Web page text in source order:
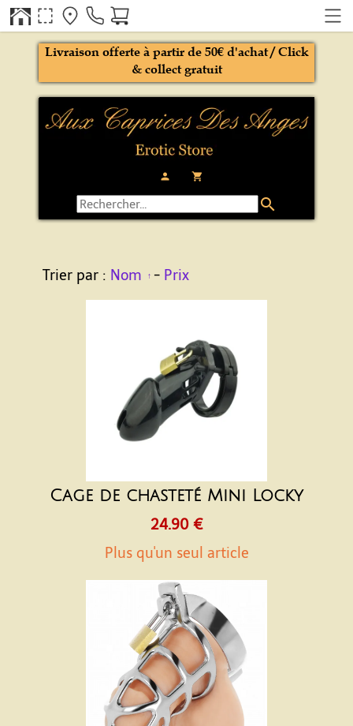
person local_grocery_store
Livraison offerte à partir de 50€ d'achat / Click
& collect gratuit
search
Trier par : Nom - Prix
Cage de chasteté Mini Locky
24.90 €
Plus qu'un seul article